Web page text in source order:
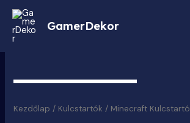
GamerDekor
Kezdőlap / Kulcstartók / Minecraft Kulcstartó
Minecraft
Kulcstartó